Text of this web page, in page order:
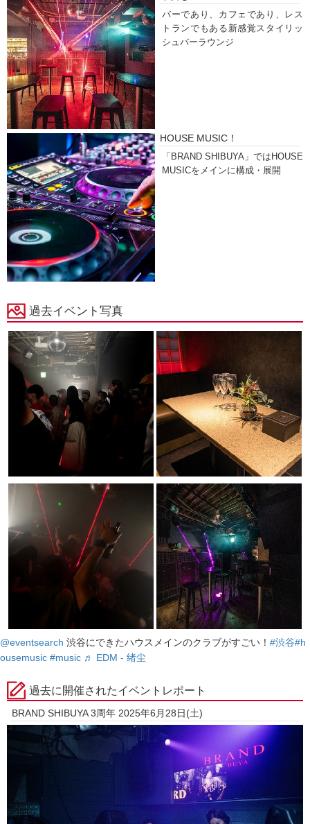
バーであり、カフェであり、レス
トランでもある新感覚スタイリッ
シュバーラウンジ
HOUSE MUSIC！
「BRAND SHIBUYA」ではHOUSE
MUSICをメインに構成・展開
過去イベント写真
@eventsearch 渋谷にできたハウスメインのクラブがすごい！ #渋谷#h
ousemusic #music ♬ EDM - 绪尘
過去に開催されたイベントレポート
BRAND SHIBUYA 3周年 2025年6月28日(土)